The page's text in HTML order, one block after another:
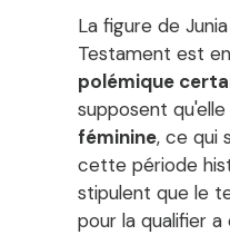
La figure de
Testament est
polémique
supposent
féminine, ce qui
cette période
stipulent que le
pour la qualifier